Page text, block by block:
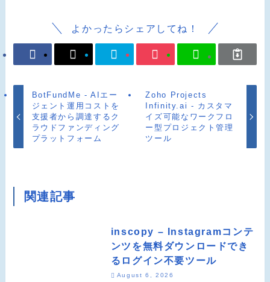
よかったらシェアしてね！
BotFundMe - AIエー
ジェント運用コストを
支援者から調達するク
ラウドファンディング
プラットフォーム
Zoho Projects
Infinity.ai - カスタマ
イズ可能なワークフロ
ー型プロジェクト管理
ツール
関連記事
inscopy – Instagramコンテ
ンツを無料ダウンロードでき
るログイン不要ツール
August 6, 2026